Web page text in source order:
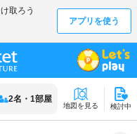
2名 ・ 1部屋
地図を見る 検討中